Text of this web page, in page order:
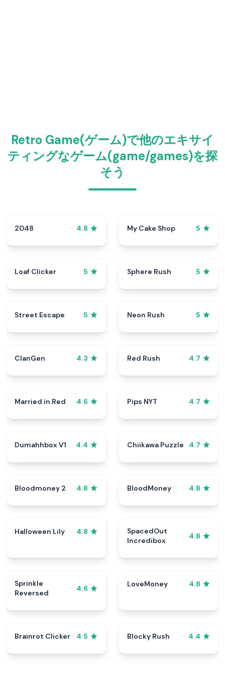
Retro Game(ゲーム)で他のエキサイ
ティングなゲーム(game/games)を探
そう
2048 4.8 My Cake Shop 5
Loaf Clicker 5 Sphere Rush 5
Street Escape 5 Neon Rush 5
ClanGen 4.3 Red Rush 4.7
Married in Red 4.6 Pips NYT 4.7
Dumahhbox V1 4.4 Chiikawa Puzzle 4.7
Bloodmoney 2 4.8 BloodMoney 4.8
Halloween Lily 4.8
SpacedOut
Incredibox
4.8
Sprinkle
Reversed
4.6
LoveMoney 4.8
Brainrot Clicker 4.5 Blocky Rush 4.4